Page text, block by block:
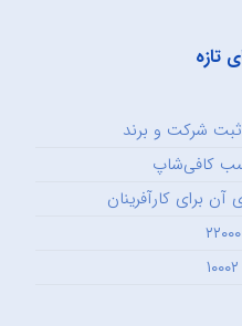
تازه
ثبت شرکت و برند
کافی‌شاپ
برای کارآفرینان